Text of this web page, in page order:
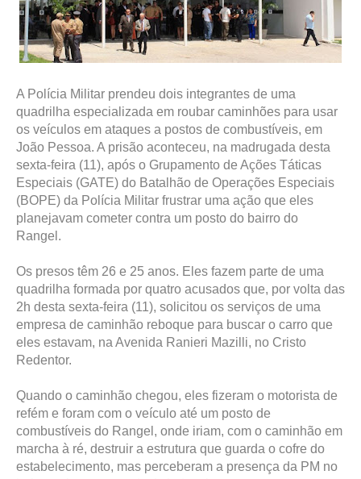
A Polícia Militar prendeu dois integrantes de uma
quadrilha especializada em roubar caminhões para usar
os veículos em ataques a postos de combustíveis, em
João Pessoa. A prisão aconteceu, na madrugada desta
sexta-feira (11), após o Grupamento de Ações Táticas
Especiais (GATE) do Batalhão de Operações Especiais
(BOPE) da Polícia Militar frustrar uma ação que eles
planejavam cometer contra um posto do bairro do
Rangel.
Os presos têm 26 e 25 anos. Eles fazem parte de uma
quadrilha formada por quatro acusados que, por volta das
2h desta sexta-feira (11), solicitou os serviços de uma
empresa de caminhão reboque para buscar o carro que
eles estavam, na Avenida Ranieri Mazilli, no Cristo
Redentor.
Quando o caminhão chegou, eles fizeram o motorista de
refém e foram com o veículo até um posto de
combustíveis do Rangel, onde iriam, com o caminhão em
marcha à ré, destruir a estrutura que guarda o cofre do
estabelecimento, mas perceberam a presença da PM no